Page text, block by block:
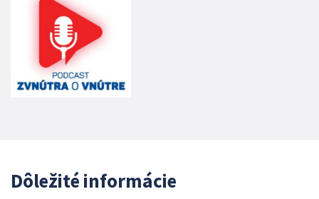
Dôležité informácie